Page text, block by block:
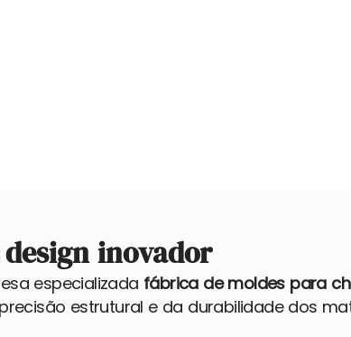
inovador
especializada fábrica de moldes para
estrutural e da durabilidade dos